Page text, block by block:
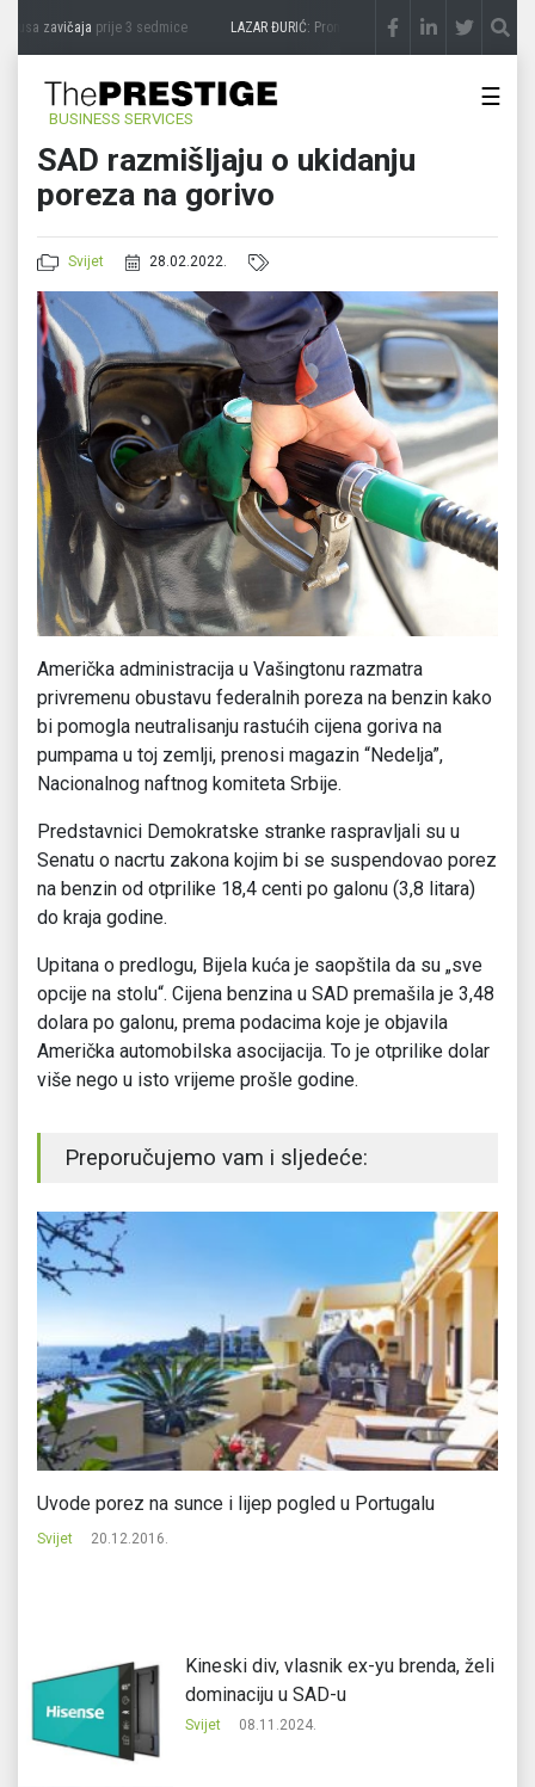
zavičajaprije 3 sedmice LAZAR ĐURIĆ: Promocija potencijal pretvara u
BUSINESS SERVICES
☰
SAD razmišljaju o ukidanju
poreza na gorivo
Svijet 28.02.2022.
Američka administracija u Vašingtonu razmatra
privremenu obustavu federalnih poreza na benzin kako
bi pomogla neutralisanju rastućih cijena goriva na
pumpama u toj zemlji, prenosi magazin “Nedelja”,
Nacionalnog naftnog komiteta Srbije.
Predstavnici Demokratske stranke raspravljali su u
Senatu o nacrtu zakona kojim bi se suspendovao porez
na benzin od otprilike 18,4 centi po galonu (3,8 litara)
do kraja godine.
Upitana o predlogu, Bijela kuća je saopštila da su „sve
opcije na stolu“. Cijena benzina u SAD premašila je 3,48
dolara po galonu, prema podacima koje je objavila
Američka automobilska asocijacija. To je otprilike dolar
više nego u isto vrijeme prošle godine.
Preporučujemo vam i sljedeće:
Uvode porez na sunce i lijep pogled u Portugalu
Svijet 20.12.2016.
Kineski div, vlasnik ex-yu brenda, želi
dominaciju u SAD-u
Svijet 08.11.2024.